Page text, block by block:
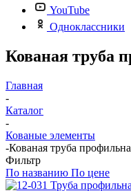
YouTube
Одноклассники
Кованая труба
Главная
-
Каталог
-
Кованые элементы
-Кованая труба
Фильтр
По названию По цене